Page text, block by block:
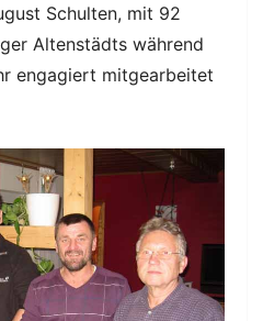
Schulten, mit 92
Altenstädts während
engagiert mitgearbeitet